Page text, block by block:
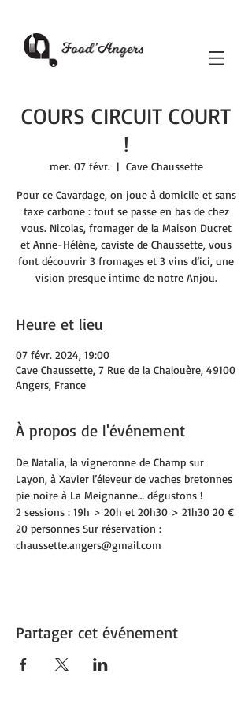
COURS CIRCUIT COURT
!
mer. 07 févr.
  |
Cave Chaussette
Pour ce Cavardage, on joue à domicile et sans
taxe carbone : tout se passe en bas de chez
vous. Nicolas, fromager de la Maison Ducret
et Anne-Hélène, caviste de Chaussette, vous
font découvrir 3 fromages et 3 vins d’ici, une
vision presque intime de notre Anjou.
Heure et lieu
07 févr. 2024, 19:00
Cave Chaussette, 7 Rue de la Chalouère, 49100
Angers, France
À propos de l'événement
De Natalia, la vigneronne de Champ sur
Layon, à Xavier l’éleveur de vaches bretonnes
pie noire à La Meignanne… dégustons !
2 sessions : 19h > 20h et 20h30 > 21h30 20 €
20 personnes Sur réservation :
chaussette.angers@gmail.com
Partager cet événement